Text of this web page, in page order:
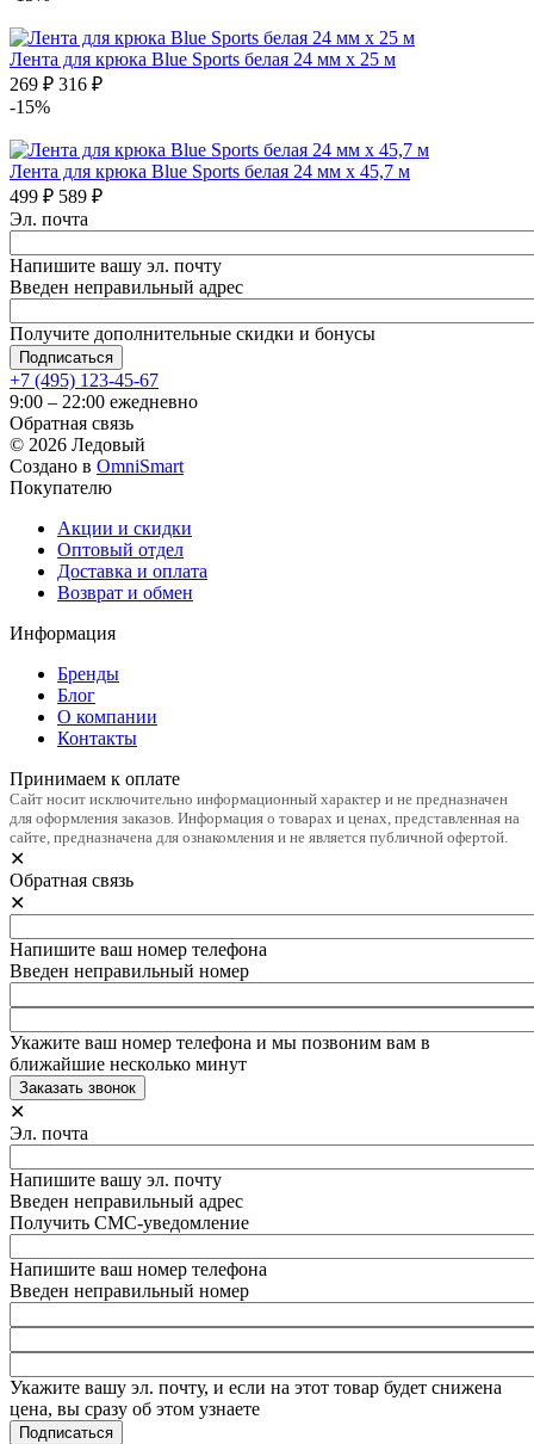
Лента для крюка Blue Sports белая 24 мм x 25 м
269 ₽ 316 ₽
-15%
Лента для крюка Blue Sports белая 24 мм x 45,7 м
499 ₽ 589 ₽
Эл. почта
Напишите вашу эл. почту
Введен неправильный адрес
Получите дополнительные скидки и бонусы
+7 (495) 123-45-67
9:00 – 22:00 ежедневно
Обратная связь
© 2026 Ледовый
Создано в OmniSmart
Покупателю
Акции и скидки
Оптовый отдел
Доставка и оплата
Возврат и обмен
Информация
Бренды
Блог
О компании
Контакты
Принимаем к оплате
Сайт носит исключительно информационный характер и не предназначен
для оформления заказов. Информация о товарах и ценах, представленная на
сайте, предназначена для ознакомления и не является публичной офертой.
✕
Обратная связь
✕
Напишите ваш номер телефона
Введен неправильный номер
Укажите ваш номер телефона и мы позвоним вам в
ближайшие несколько минут
✕
Эл. почта
Напишите вашу эл. почту
Введен неправильный адрес
Получить СМС-уведомление
Напишите ваш номер телефона
Введен неправильный номер
Укажите вашу эл. почту, и если на этот товар будет снижена
цена, вы сразу об этом узнаете